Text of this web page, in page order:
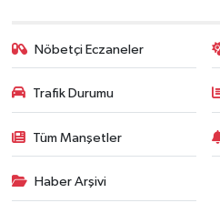
Nöbetçi Eczaneler
Trafik Durumu
Tüm Manşetler
Haber Arşivi